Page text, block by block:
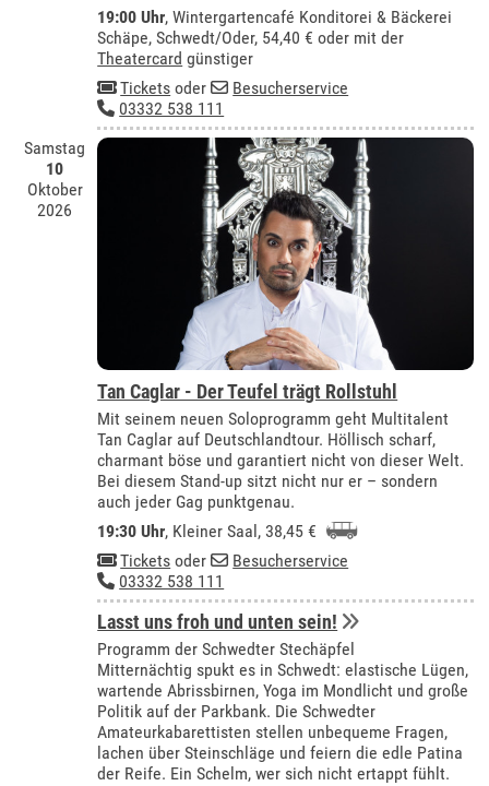
19:00 Uhr,Wintergartencafé Konditorei & Bäckerei
Schäpe, Schwedt/Oder, 54,40 € oder mit der
Theatercard günstiger
Tickets oder
Besucherservice
03332 538 111
Samstag
10
Oktober
2026
Tan Caglar - Der Teufel trägt Rollstuhl
Mit seinem neuen Soloprogramm geht Multitalent
Tan Caglar auf Deutschlandtour. Höllisch scharf,
charmant böse und garantiert nicht von dieser Welt.
Bei diesem Stand-up sitzt nicht nur er – sondern
auch jeder Gag punktgenau.
19:30 Uhr, Kleiner Saal, 38,45 €
Tickets oder
Besucherservice
03332 538 111
Lasst uns froh und unten sein!
Programm der Schwedter Stechäpfel
Mitternächtig spukt es in Schwedt: elastische Lügen,
wartende Abrissbirnen, Yoga im Mondlicht und große
Politik auf der Parkbank. Die Schwedter
Amateurkabarettisten stellen unbequeme Fragen,
lachen über Steinschläge und feiern die edle Patina
der Reife. Ein Schelm, wer sich nicht ertappt fühlt.